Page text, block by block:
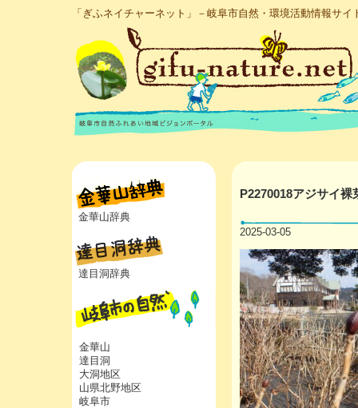
「ぎふネイチャーネット」－岐阜市自然・環境活動情報サイ
金華山辞典
達目洞辞典
金華山
達目洞
大洞地区
山県北野地区
岐阜市
P2270018アジサイ裸
2025-03-05